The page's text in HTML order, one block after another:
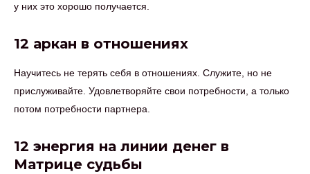
у них это хорошо получается.
12 аркан в отношениях
Научитесь не терять себя в отношениях. Служите, но не
прислуживайте. Удовлетворяйте свои потребности, а только
потом потребности партнера.
12 энергия на линии денег в
Матрице судьбы